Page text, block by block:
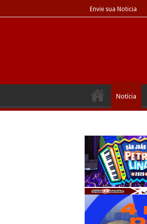
Envie sua Noticia
Notícia